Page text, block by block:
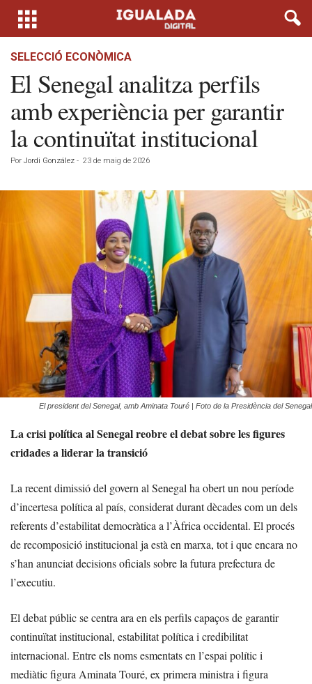
SELECCIÓ ECONÒMICA
El Senegal analitza perfils
amb experiència per garantir
la continuïtat institucional
Por Jordi González - 23 de maig de 2026
El president del Senegal, amb Aminata Touré | Foto de la Presidència del Senegal
La crisi política al Senegal reobre el debat sobre les figures
cridades a liderar la transició
La recent dimissió del govern al Senegal ha obert un nou període
d’incertesa política al país, considerat durant dècades com un dels
referents d’estabilitat democràtica a l’Àfrica occidental. El procés
de recomposició institucional ja està en marxa, tot i que encara no
s’han anunciat decisions oficials sobre la futura prefectura de
l’executiu.
El debat públic se centra ara en els perfils capaços de garantir
continuïtat institucional, estabilitat política i credibilitat
internacional. Entre els noms esmentats en l’espai polític i
mediàtic figura Aminata Touré, ex primera ministra i figura